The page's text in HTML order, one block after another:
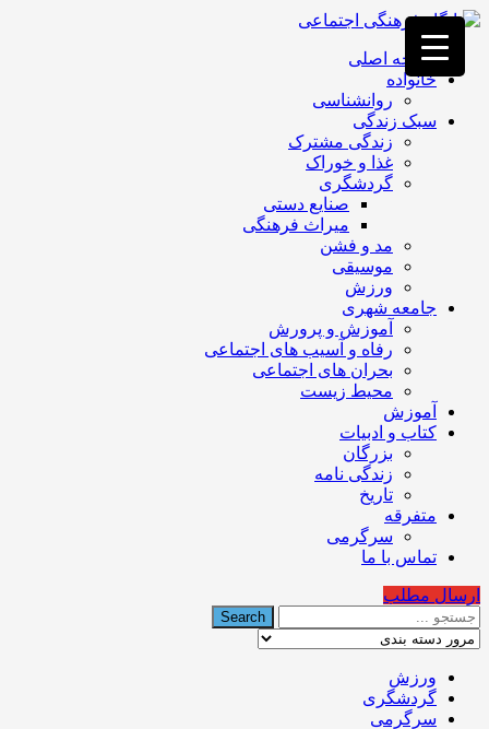
فصد
خون
غرب
تهران
خشکشویی
تصفیه
تهران
صفحه اصلی
خانواده
روانشناسی
سبک زندگی
زندگی مشترک
غذا و خوراک
گردشگری
صنایع دستی
میراث فرهنگی
مد و فشن
موسیقی
ورزش
جامعه شهری
آموزش و پرورش
رفاه و آسیب های اجتماعی
بحران های اجتماعی
محیط زیست
آموزش
کتاب و ادبیات
بزرگان
زندگی نامه
تاریخ
متفرقه
سرگرمی
تماس با ما
ارسال مطلب
ورزش
گردشگری
سرگرمی